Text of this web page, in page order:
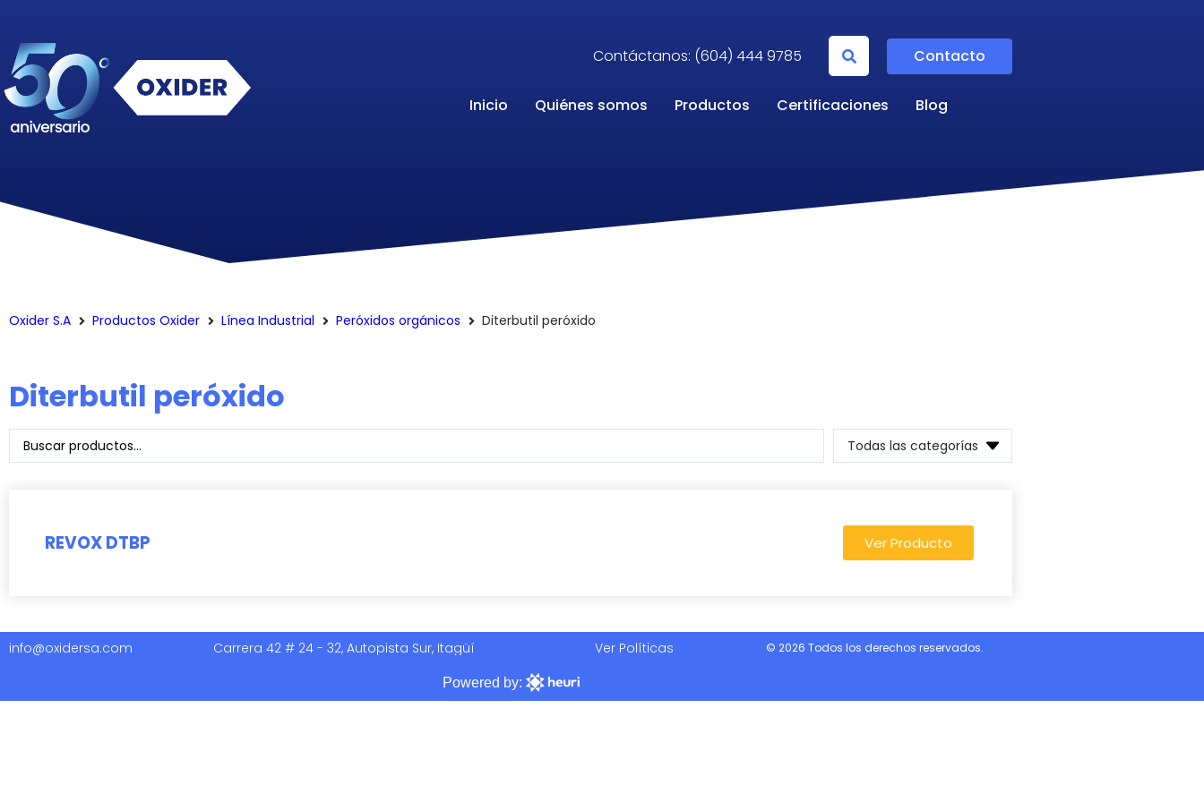
Contáctanos: (604) 444 9785 Contacto
Inicio Quiénes somos Productos Certificaciones Blog
Oxider S.A Productos Oxider Línea Industrial Peróxidos orgánicos Diterbutil peróxido
Diterbutil peróxido
Todas las categorías
REVOX DTBP Ver Producto
info@oxidersa.com Carrera 42 # 24 - 32, Autopista Sur, Itagüí Ver Políticas © 2026 Todos los derechos reservados.
Powered by: